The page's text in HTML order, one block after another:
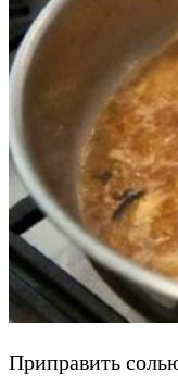
Приправить